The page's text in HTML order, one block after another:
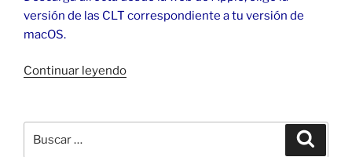
versión de las CLT correspondiente a tu versión de
macOS.
Continuar leyendo«Instalar
GNU
por: